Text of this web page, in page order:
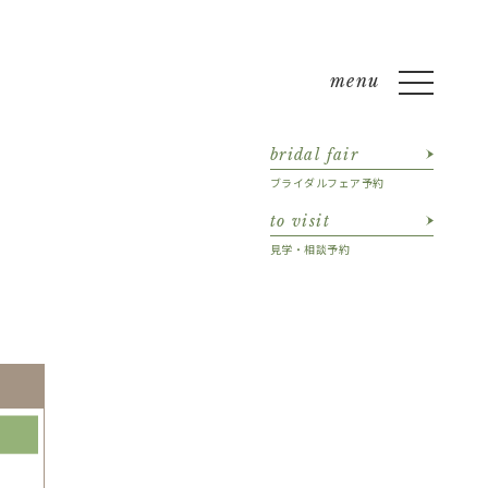
bridal fair
ブライダルフェア予約
to visit
見学・相談予約